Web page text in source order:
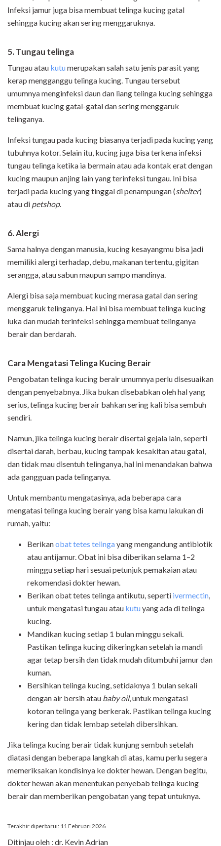
Infeksi jamur juga bisa membuat telinga kucing gatal
sehingga kucing akan sering menggaruknya.
5. Tungau telinga
Tungau atau kutumerupakan salah satu jenis parasit yang
kerap mengganggu telinga kucing. Tungau tersebut
umumnya menginfeksi daun dan liang telinga kucing sehingga
membuat kucing gatal-gatal dan sering menggaruk
telinganya.
Infeksi tungau pada kucing biasanya terjadi pada kucing yang
tubuhnya kotor. Selain itu, kucing juga bisa terkena infeksi
tungau telinga ketika ia bermain atau ada kontak erat dengan
kucing maupun anjing lain yang terinfeksi tungau. Ini bisa
terjadi pada kucing yang tinggal di penampungan (shelter)
atau di petshop.
6. Alergi
Sama halnya dengan manusia, kucing kesayangmu bisa jadi
memiliki alergi terhadap, debu, makanan tertentu, gigitan
serangga, atau sabun maupun sampo mandinya.
Alergi bisa saja membuat kucing merasa gatal dan sering
menggaruk telinganya. Hal ini bisa membuat telinga kucing
luka dan mudah terinfeksi sehingga membuat telinganya
berair dan berdarah.
Cara Mengatasi Telinga Kucing Berair
Pengobatan telinga kucing berair umumnya perlu disesuaikan
dengan penyebabnya. Jika bukan disebabkan oleh hal yang
serius, telinga kucing berair bahkan sering kali bisa sembuh
sendiri.
Namun, jika telinga kucing berair disertai gejala lain, seperti
disertai darah, berbau, kucing tampak kesakitan atau gatal,
dan tidak mau disentuh telinganya, hal ini menandakan bahwa
ada gangguan pada telinganya.
Untuk membantu mengatasinya, ada beberapa cara
mengatasi telinga kucing berair yang bisa kamu lakukan di
rumah, yaitu:
Berikanobat tetes telingayang mengandung antibiotik
atau antijamur. Obat ini bisa diberikan selama 1–2
minggu setiap hari sesuai petunjuk pemakaian atau
rekomendasi dokter hewan.
Berikan obat tetes telinga antikutu, seperti ivermectin
untuk mengatasi tungau atau kutuyang ada di telinga
kucing.
Mandikan kucing setiap 1 bulan minggu sekali.
Pastikan telinga kucing dikeringkan setelah ia mandi
agar tetap bersih dan tidak mudah ditumbuhi jamur dan
kuman.
Bersihkan telinga kucing, setidaknya 1 bulan sekali
dengan air bersih atau baby oil, untuk mengatasi
kotoran telinga yang berkerak. Pastikan telinga kucing
kering dan tidak lembap setelah dibersihkan.
Jika telinga kucing berair tidak kunjung sembuh setelah
diatasi dengan beberapa langkah di atas, kamu perlu segera
memeriksakan kondisinya ke dokter hewan. Dengan begitu,
dokter hewan akan menentukan penyebab telinga kucing
berair dan memberikan pengobatan yang tepat untuknya.
Terakhir diperbarui: 11 Februari 2026